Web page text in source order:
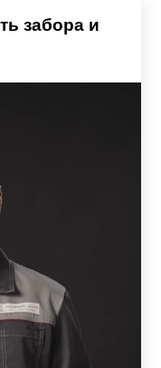
забора и